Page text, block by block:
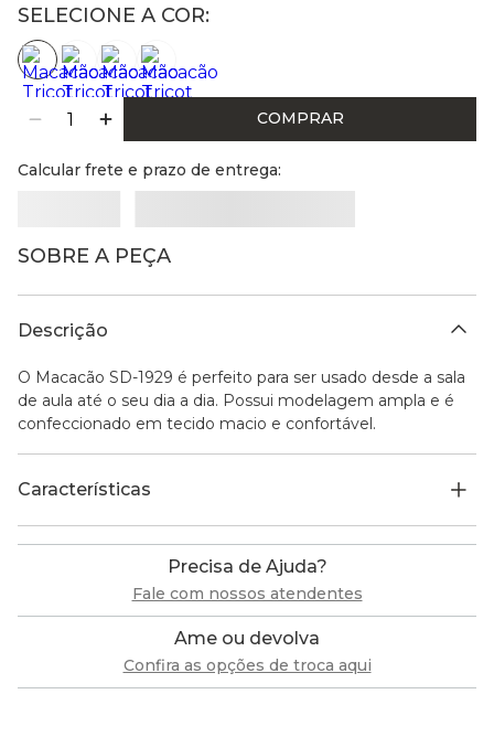
SELECIONE A COR:
COMPRAR
Calcular frete e prazo de entrega:
SOBRE A PEÇA
Descrição
O Macacão SD-1929 é perfeito para ser usado desde a sala
de aula até o seu dia a dia. Possui modelagem ampla e é
confeccionado em tecido macio e confortável.
Características
Precisa de Ajuda?
Fale com nossos atendentes
Ame ou devolva
Confira as opções de troca aqui